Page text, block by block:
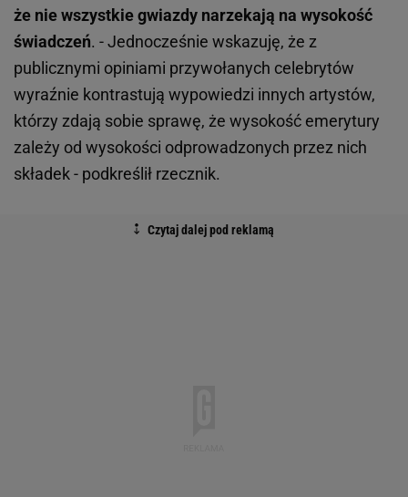
że nie wszystkie gwiazdy narzekają na wysokość
świadczeń. - Jednocześnie wskazuję, że z
publicznymi opiniami przywołanych celebrytów
wyraźnie kontrastują wypowiedzi innych artystów,
którzy zdają sobie sprawę, że wysokość emerytury
zależy od wysokości odprowadzonych przez nich
składek - podkreślił rzecznik.